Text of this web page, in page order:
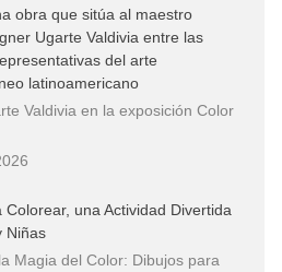
obra que sitúa al maestro
Ugarte Valdivia entre las
del arte
latinoamericano
Valdivia en la exposición Color
Colorear, una Actividad Divertida
Niñas
Magia del Color: Dibujos para